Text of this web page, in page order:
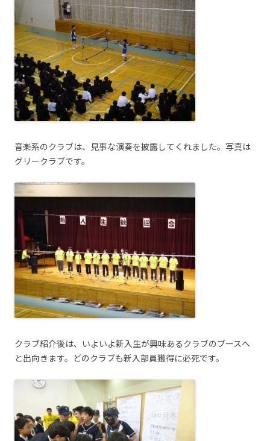
音楽系のクラブは、見事な演奏を披露してくれました。写真は
グリークラブです。
クラブ紹介後は、いよいよ新入生が興味あるクラブのブースへ
と出向きます。どのクラブも新入部員獲得に必死です。